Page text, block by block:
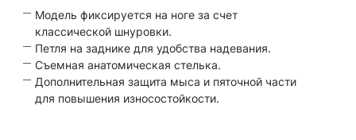
Модель фиксируется на ноге за счет
классической шнуровки.
Петля на заднике для удобства надевания.
Съемная анатомическая стелька.
Дополнительная защита мыса и пяточной части
для повышения износостойкости.